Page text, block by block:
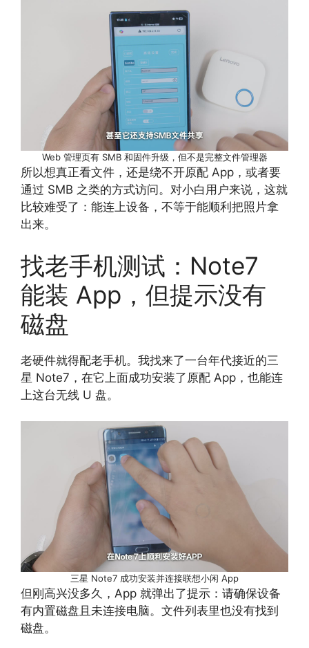
Web 管理页有 SMB 和固件升级，但不是完整文件管理器
所以想真正看文件，还是绕不开原配 App，或者要
通过 SMB 之类的方式访问。对小白用户来说，这就
比较难受了：能连上设备，不等于能顺利把照片拿
出来。
找老手机测试：Note7
能装 App，但提示没有
磁盘
老硬件就得配老手机。我找来了一台年代接近的三
星 Note7，在它上面成功安装了原配 App，也能连
上这台无线 U 盘。
三星 Note7 成功安装并连接联想小闲 App
但刚高兴没多久，App 就弹出了提示：请确保设备
有内置磁盘且未连接电脑。文件列表里也没有找到
磁盘。